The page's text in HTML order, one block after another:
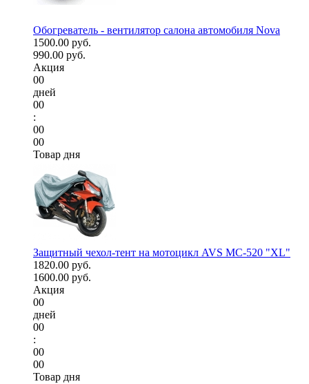
Обогреватель - вентилятор салона автомобиля Nova
1500.00 руб.
990.00 руб.
Акция
00
дней
00
:
00
00
Товар дня
Защитный чехол-тент на мотоцикл AVS МС-520 "XL"
1820.00 руб.
1600.00 руб.
Акция
00
дней
00
:
00
00
Товар дня